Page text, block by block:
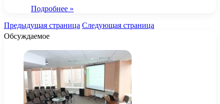
Подробнее »
Предыдущая страница Следующая страница
Обсуждаемое